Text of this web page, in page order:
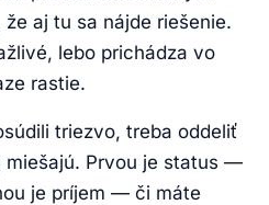
aj tu sa nájde riešenie.
lebo prichádza vo
rastie.
triezvo, treba oddeliť
Prvou je status —
je príjem — či máte